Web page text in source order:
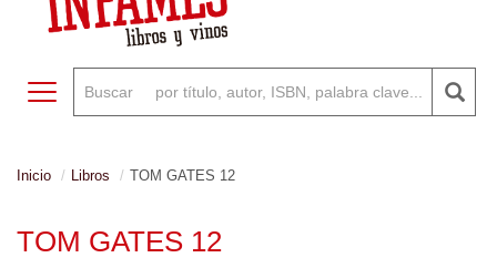
Toggle navigation
Inicio Libros TOM GATES 12
TOM GATES 12